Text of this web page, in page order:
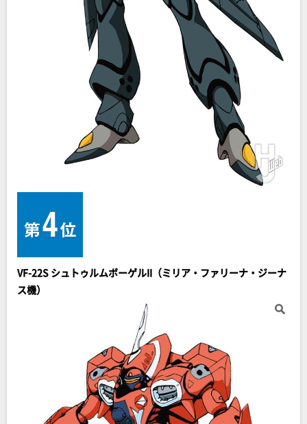
VF-22S シュトゥルムボーゲルII（ミリア・ファリーナ・ジーナ
ス機）